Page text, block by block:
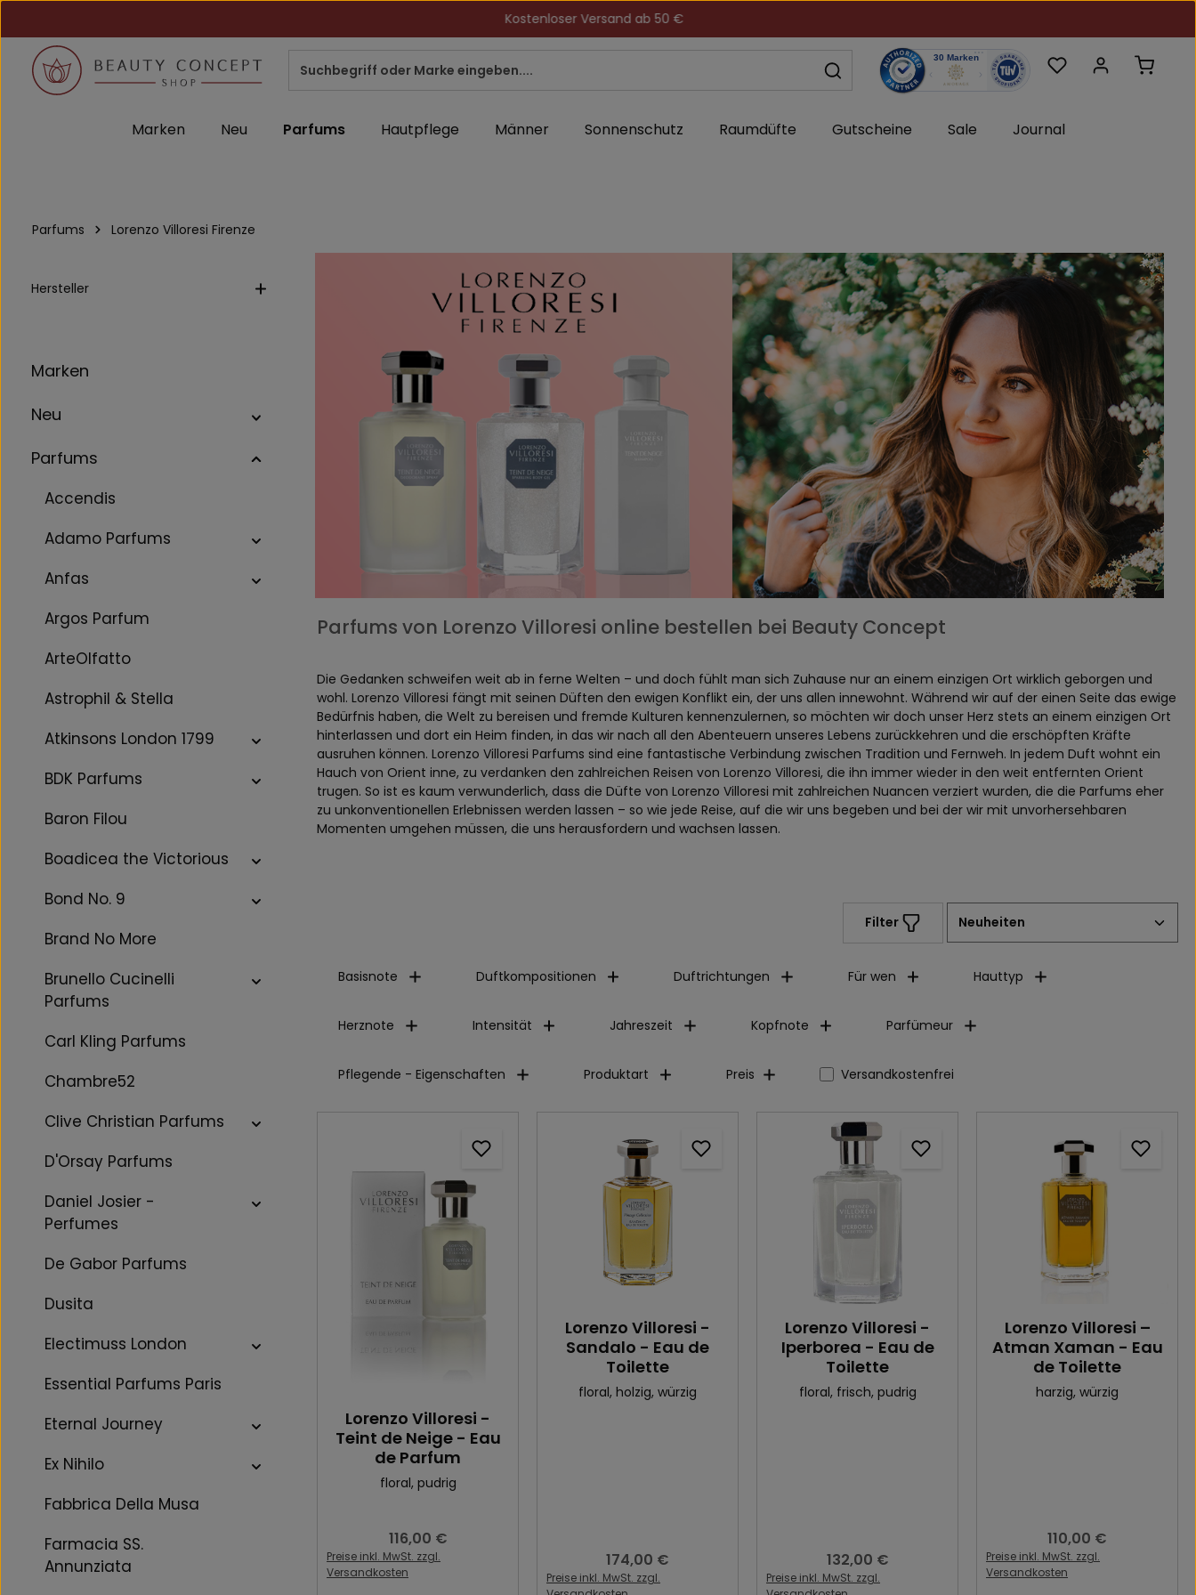
Kostenloser Versand ab 50 €
Du hast 0 Produkte
Marken Neu Parfums Hautpflege Männer Sonnenschutz Raumdüfte Gutscheine Sale Journal
Parfums Lorenzo Villoresi Firenze
Hersteller
Marken
Neu
Parfums
Accendis
Adamo Parfums
Anfas
Argos Parfum
ArteOlfatto
Astrophil & Stella
Atkinsons London 1799
BDK Parfums
Baron Filou
Boadicea the Victorious
Bond No. 9
Brand No More
Brunello Cucinelli
Parfums
Carl Kling Parfums
Chambre52
Clive Christian Parfums
D'Orsay Parfums
Daniel Josier -
Perfumes
De Gabor Parfums
Dusita
Electimuss London
Essential Parfums Paris
Eternal Journey
Ex Nihilo
Fabbrica Della Musa
Farmacia SS.
Annunziata
Parfums von Lorenzo Villoresi online bestellen bei Beauty Concept
Die Gedanken schweifen weit ab in ferne Welten – und doch fühlt man sich Zuhause nur an einem einzigen Ort wirklich geborgen und
wohl. Lorenzo Villoresi fängt mit seinen Düften den ewigen Konflikt ein, der uns allen innewohnt. Während wir auf der einen Seite das ewige
Bedürfnis haben, die Welt zu bereisen und fremde Kulturen kennenzulernen, so möchten wir doch unser Herz stets an einem einzigen Ort
hinterlassen und dort ein Heim finden, in das wir nach all den Abenteuern unseres Lebens zurückkehren und die erschöpften Kräfte
ausruhen können. Lorenzo Villoresi Parfums sind eine fantastische Verbindung zwischen Tradition und Fernweh. In jedem Duft wohnt ein
Hauch von Orient inne, zu verdanken den zahlreichen Reisen von Lorenzo Villoresi, die ihn immer wieder in den weit entfernten Orient
trugen. So ist es kaum verwunderlich, dass die Düfte von Lorenzo Villoresi mit zahlreichen Nuancen verziert wurden, die die Parfums eher
zu unkonventionellen Erlebnissen werden lassen – so wie jede Reise, auf die wir uns begeben und bei der wir mit unvorhersehbaren
Momenten umgehen müssen, die uns herausfordern und wachsen lassen.
Filter
Basisnote Duftkompositionen Duftrichtungen Für wen Hauttyp
Herznote Intensität Jahreszeit Kopfnote Parfümeur
Pflegende - Eigenschaften Produktart Preis Filter hinzufügen: Versandkostenfrei
Versandkostenfrei
Lorenzo Villoresi -
Teint de Neige - Eau
de Parfum
floral, pudrig
Regulärer Preis:
116,00 €
Preise inkl. MwSt. zzgl.
Versandkosten
Lorenzo Villoresi -
Sandalo - Eau de
Toilette
floral, holzig, würzig
Regulärer Preis:
174,00 €
Preise inkl. MwSt. zzgl.
Lorenzo Villoresi -
Iperborea - Eau de
Toilette
floral, frisch, pudrig
Regulärer Preis:
132,00 €
Preise inkl. MwSt. zzgl.
Lorenzo Villoresi –
Atman Xaman - Eau
de Toilette
harzig, würzig
Regulärer Preis:
110,00 €
Preise inkl. MwSt. zzgl.
Versandkosten